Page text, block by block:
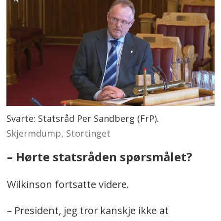
Svarte: Statsråd Per Sandberg (FrP).
Skjermdump, Stortinget
– Hørte statsråden spørsmålet?
Wilkinson fortsatte videre.
– President, jeg tror kanskje ikke at